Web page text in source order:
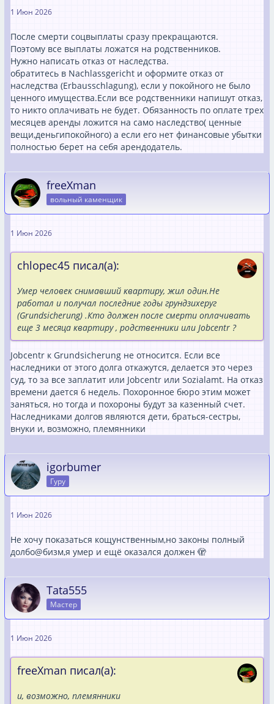
1 Июн 2026
После смерти соцвыплаты сразу прекращаются.
Поэтому все выплаты ложатся на родственников.
Нужно написать отказ от наследства.
обратитесь в Nachlassgericht и оформите отказ от
наследства (Erbausschlagung), если у покойного не было
ценного имущества.Если все родственники напишут отказ,
то никто оплачивать не будет. Обязанность по оплате трех
месяцев аренды ложится на само наследство( ценные
вещи,деньгипокойного) а если его нет финансовые убытки
полностью берет на себя арендодатель.
freeXman
вольный каменщик
1 Июн 2026
chlopec45 писал(а):
Умер человек снимавший квартиру, жил один.Не
работал и получал последние годы грундзихеруг
(Grundsicherung) .Кто должен после смерти оплачивать
еще 3 месяца квартиру , родственники или Jobcentr ?
Jobcentr к Grundsicherung не относится. Если все
наследники от этого долга откажутся, делается это через
суд, то за все заплатит или Jobcentr или Sozialamt. На отказ
времени дается 6 недель. Похоронное бюро этим может
заняться, но тогда и похороны будут за казенный счет.
Наследниками долгов являются дети, браться-сестры,
внуки и, возможно, племянники
igorbumer
Гуру
1 Июн 2026
Не хочу показаться кощунственным,но законы полный
долбо@бизм,я умер и ещё оказался должен 🫣
Tata555
Мастер
1 Июн 2026
freeXman писал(а):
и, возможно, племянники